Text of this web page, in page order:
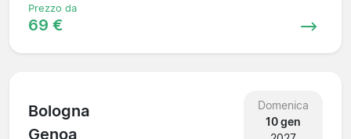
Prezzo da
69 €
Bologna
Genoa
Domenica
10 gen